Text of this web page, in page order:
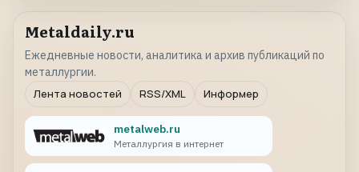
Metaldaily.ru
Ежедневные новости, аналитика и архив публикаций по
металлургии.
Лента новостей
RSS/XML Информер
metalweb.ru
Металлургия в интернет